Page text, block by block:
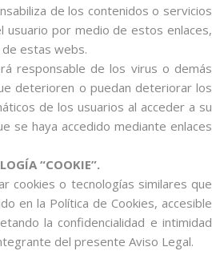
de los contenidos o servicios
usuario por medio de estos enlaces,
estas webs.
responsable de los virus o demás
deterioren o puedan deteriorar los
de los usuarios al acceder a su
se haya accedido mediante enlaces
“COOKIE”.
cookies o tecnologías similares que
en la Política de Cookies, accesible
la confidencialidad e intimidad
del presente Aviso Legal.